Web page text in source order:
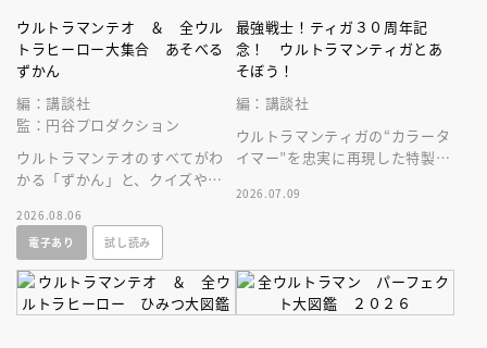
ウルトラマンテオ ＆ 全ウル
トラヒーロー大集合 あそべる
ずかん
編：講談社
監：円谷プロダクション
ウルトラマンテオのすべてがわ
かる「ずかん」と、クイズや絵
る「あそび」ページがぎゅっと
一冊に！
2026.08.06
電子あり
試し読み
最強戦士！ティガ３０周年記
念！ ウルトラマンティガとあ
そぼう！
編：講談社
ウルトラマンティガの“カラータ
イマー”を忠実に再現した特製ラ
Ｅ ＴＩＧＡ」サウンド付録つ
2026.07.09